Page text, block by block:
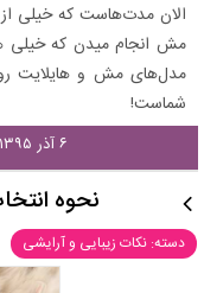
الان مدت‌هاست که خیلی از
مش انجام میدن که خیلی
مدل‌های مش و هایلایت رو
شماست!
۶ آذر ۱۳۹۵ - ۱۳:۳۶
نحوه
دسته: نکات زیبایی و آرایشی